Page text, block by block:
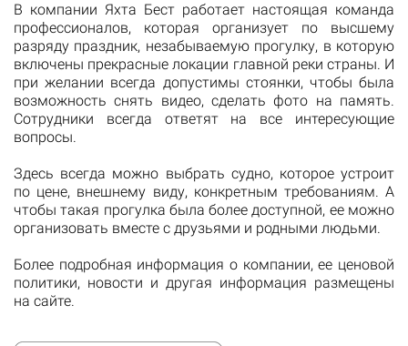
В компании Яхта Бест работает настоящая команда
профессионалов, которая организует по высшему
разряду праздник, незабываемую прогулку, в которую
включены прекрасные локации главной реки страны. И
при желании всегда допустимы стоянки, чтобы была
возможность снять видео, сделать фото на память.
Сотрудники всегда ответят на все интересующие
вопросы.
Здесь всегда можно выбрать судно, которое устроит
по цене, внешнему виду, конкретным требованиям. А
чтобы такая прогулка была более доступной, ее можно
организовать вместе с друзьями и родными людьми.
Более подробная информация о компании, ее ценовой
политики, новости и другая информация размещены
на сайте.